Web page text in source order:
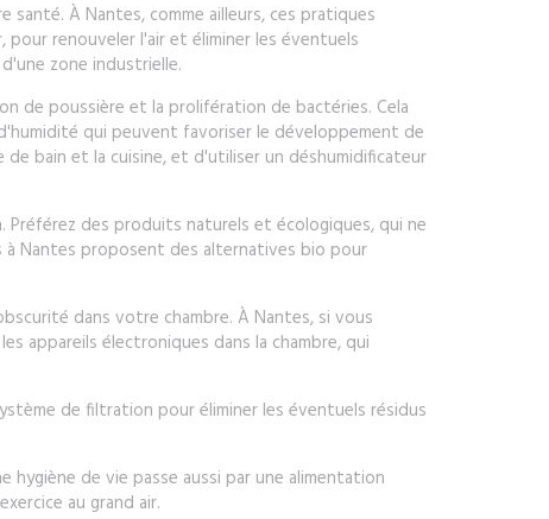
À Nantes, comme ailleurs, ces pratiques
renouveler l'air et éliminer les éventuels
zone industrielle.
de poussière et la prolifération de bactéries. Cela
qui peuvent favoriser le développement de
bain et la cuisine, et d'utiliser un déshumidificateur
des produits naturels et écologiques, qui ne
à Nantes proposent des alternatives bio pour
dans votre chambre. À Nantes, si vous
appareils électroniques dans la chambre, qui
de filtration pour éliminer les éventuels résidus
de vie passe aussi par une alimentation
au grand air.